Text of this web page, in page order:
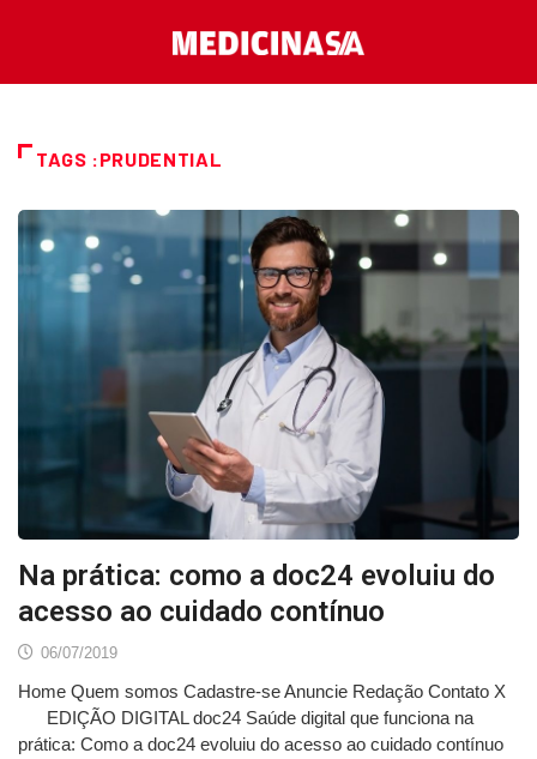
TAGS :PRUDENTIAL
Na prática: como a doc24 evoluiu do
acesso ao cuidado contínuo
06/07/2019
Home Quem somos Cadastre-se Anuncie Redação Contato X
EDIÇÃO DIGITAL doc24 Saúde digital que funciona na
prática: Como a doc24 evoluiu do acesso ao cuidado contínuo